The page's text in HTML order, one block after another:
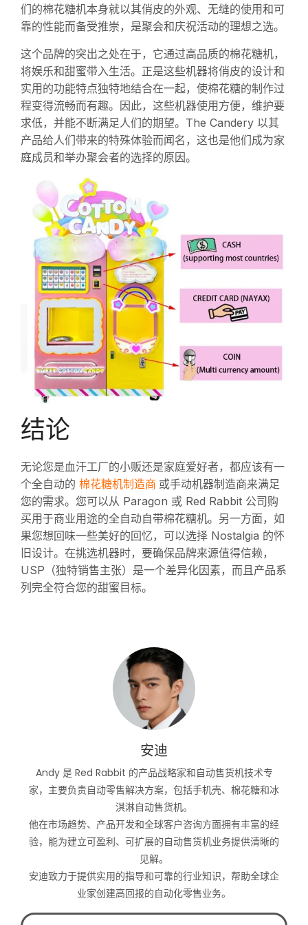
们的棉花糖机本身就以其俏皮的外观、无缝的使用和可
靠的性能而备受推崇，是聚会和庆祝活动的理想之选。
这个品牌的突出之处在于，它通过高品质的棉花糖机，
将娱乐和甜蜜带入生活。正是这些机器将俏皮的设计和
实用的功能特点独特地结合在一起，使棉花糖的制作过
程变得流畅而有趣。因此，这些机器使用方便，维护要
求低，并能不断满足人们的期望。The Candery 以其
产品给人们带来的特殊体验而闻名，这也是他们成为家
庭成员和举办聚会者的选择的原因。
结论
无论您是血汗工厂的小贩还是家庭爱好者，都应该有一
个全自动的 棉花糖机制造商 或手动机器制造商来满足
您的需求。您可以从 Paragon 或 Red Rabbit 公司购
买用于商业用途的全自动自带棉花糖机。另一方面，如
果您想回味一些美好的回忆，可以选择 Nostalgia 的怀
旧设计。在挑选机器时，要确保品牌来源值得信赖，
USP（独特销售主张）是一个差异化因素，而且产品系
列完全符合您的甜蜜目标。
安迪
Andy 是 Red Rabbit 的产品战略家和自动售货机技术专
家，主要负责自动零售解决方案，包括手机壳、棉花糖和冰
淇淋自动售货机。
他在市场趋势、产品开发和全球客户咨询方面拥有丰富的经
验，能为建立可盈利、可扩展的自动售货机业务提供清晰的
见解。
安迪致力于提供实用的指导和可靠的行业知识，帮助全球企
业家创建高回报的自动化零售业务。